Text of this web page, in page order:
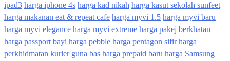
ipad3 harga iphone 4s harga kad nikah harga kasut sekolah sunfeet
harga makanan eat & repeat cafe harga myvi 1.5 harga myvi baru
harga myvi elegance harga myvi extreme harga pakej berkhatan
harga passport bayi harga pebble harga pentagon sifir harga
perkhidmatan kurier guna bas harga prepaid baru harga Samsung